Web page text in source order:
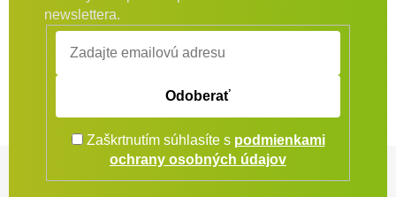
newslettera.
Odoberať
Zaškrtnutím súhlasíte s podmienkami
ochrany osobných údajov